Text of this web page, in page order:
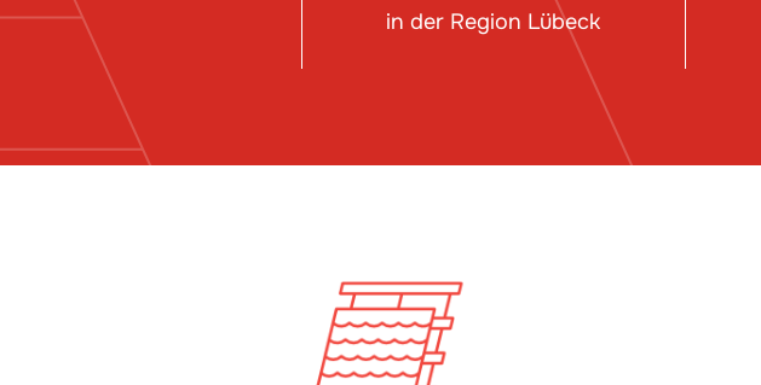
in der Region Lübeck